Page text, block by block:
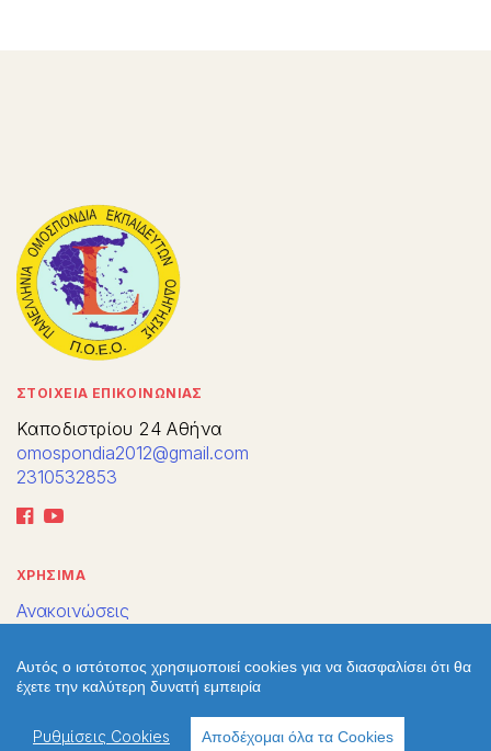
ΣΤΟΙΧΕΙΑ ΕΠΙΚΟΙΝΩΝΙΑΣ
Καποδιστρίου 24 Αθήνα
omospondia2012@gmail.com
2310532853
ΧΡΗΣΙΜΑ
Ανακοινώσεις
Πολιτική απορρήτου
Πολιτική cookies
Επικοινωνία
Αυτός ο ιστότοπος χρησιμοποιεί cookies για να διασφαλίσει ότι θα
έχετε την καλύτερη δυνατή εμπειρία
Ρυθμίσεις Cookies Αποδέχομαι όλα τα Cookies